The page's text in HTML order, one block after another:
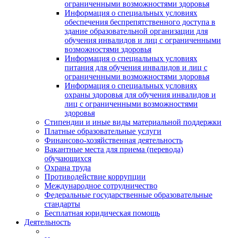
ограниченными возможностями здоровья
Информация о специальных условиях
обеспечения беспрепятственного доступа в
здание образовательной организации для
обучения инвалидов и лиц с ограниченными
возможностями здоровья
Информация о специальных условиях
питания для обучения инвалидов и лиц с
ограниченными возможностями здоровья
Информация о специальных условиях
охраны здоровья для обучения инвалидов и
лиц с ограниченными возможностями
здоровья
Стипендии и иные виды материальной поддержки
Платные образовательные услуги
Финансово-хозяйственная деятельность
Вакантные места для приема (перевода)
обучающихся
Охрана труда
Противодействие коррупции
Международное сотрудничество
Федеральные государственные образовательные
стандарты
Бесплатная юридическая помощь
Деятельность